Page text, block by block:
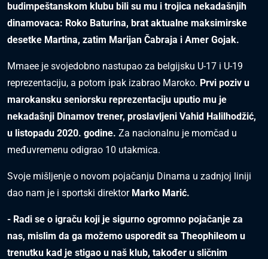
budimpeštanskom klubu bili su mu i trojica nekadašnjih
dinamovaca: Roko Baturina, brat aktualne maksimirske
desetke Martina, zatim Marijan Čabraja i Amer Gojak.
Mmaee je svojedobno nastupao za belgijsku U-17 i U-19
reprezentaciju, a potom ipak izabrao Maroko. Prvi poziv u
marokansku seniorsku reprezentaciju uputio mu je
nekadašnji Dinamov trener, proslavljeni Vahid Halilhodžić,
u listopadu 2020. godine. Za nacionalnu je momčad u
međuvremenu odigrao 10 utakmica.
Svoje mišljenje o novom pojačanju Dinama u zadnjoj liniji
dao nam je i sportski direktor Marko Marić.
- Radi se o igraču koji je sigurno ogromno pojačanje za
nas, mislim da ga možemo usporedit sa Theophileom u
trenutku kad je stigao u naš klub, također u sličnim